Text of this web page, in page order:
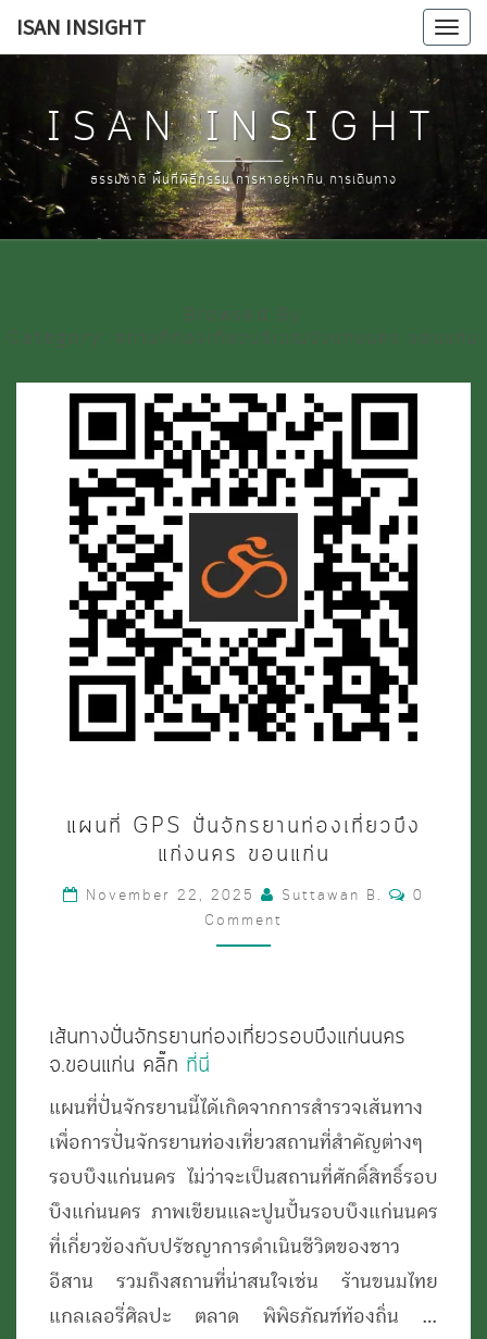
Skip
to
ISAN INSIGHT
ISAN INSIGHT
ธรรมชาติ พื้นที่พิธีกรรม การหาอยู่หากิน การเดินทาง
Browsed By
Category: สถานที่ท่องเที่ยวบริเวณบึงแก่นนคร ขอนแก่น
จักรยาน
ท่อง
แก่ง
ขอนแก่น
แผนที่ GPS ปั่นจักรยานท่องเที่ยวบึง
แก่งนคร ขอนแก่น
November 22, 2025 Suttawan B.
0
Comment
เส้นทางปั่นจักรยานท่องเที่ยวรอบบึงแก่นนคร
จ.ขอนแก่น คลิ๊ก ที่นี่
แผนที่ปั่นจักรยานนี้ได้เกิดจากการสำรวจเส้นทาง
เพื่อการปั่นจักรยานท่องเที่ยวสถานที่สำคัญต่างๆ
รอบบึงแก่นนคร ไม่ว่าจะเป็นสถานที่ศักดิ์สิทธิ์รอบ
บึงแก่นนคร ภาพเขียนและปูนปั้นรอบบึงแก่นนคร
ที่เกี่ยวข้องกับปรัชญาการดำเนินชีวิตของชาว
อีสาน รวมถึงสถานที่น่าสนใจเช่น ร้านขนมไทย
แกลเลอรี่ศิลปะ ตลาด พิพิธภัณฑ์ท้องถิ่น …